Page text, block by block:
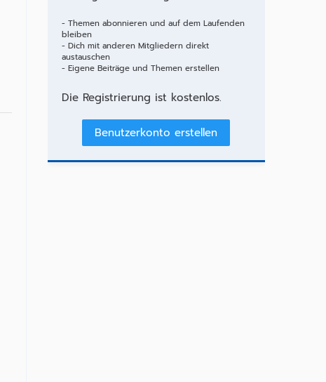
- Themen abonnieren und auf dem Laufenden
bleiben
- Dich mit anderen Mitgliedern direkt
austauschen
- Eigene Beiträge und Themen erstellen
Die Registrierung ist kostenlos.
Benutzerkonto erstellen